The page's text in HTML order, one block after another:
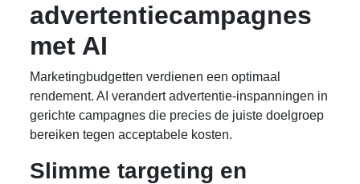
advertentiecampagnes
met AI
Marketingbudgetten verdienen een optimaal
rendement. AI verandert advertentie-inspanningen in
gerichte campagnes die precies de juiste doelgroep
bereiken tegen acceptabele kosten.
Slimme targeting en